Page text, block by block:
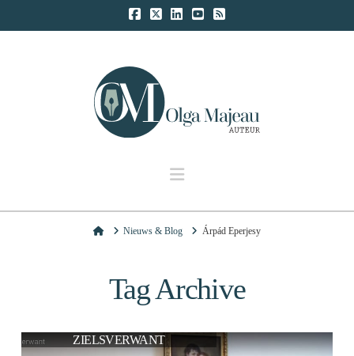
Navigation
HomeNieuws & Blog Árpád Eperjesy
Tag Archive
ZIELSVERWANT